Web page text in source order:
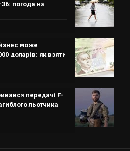
погода на
може
доларів: як взяти
передачі F-
льотчика